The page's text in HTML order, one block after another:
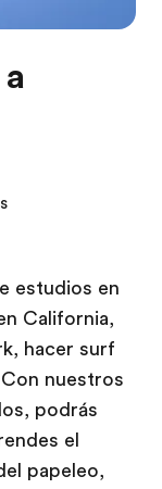
estudios en
California,
hacer surf
nuestros
podrás
el
papeleo,